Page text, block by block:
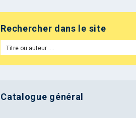
Rechercher dans le site
Catalogue général